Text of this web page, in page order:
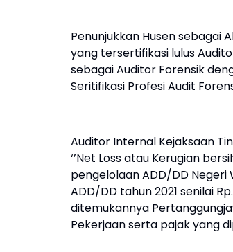
Penunjukkan Husen sebagai
yang tersertifikasi lulus
sebagai Auditor Forensik
Seritifikasi Profesi Audit
Auditor Internal Kejaksaan
‘’Net Loss atau Kerugian
pengelolaan ADD/DD Negeri
ADD/DD tahun 2021 senilai
ditemukannya
Pekerjaan serta pajak yang